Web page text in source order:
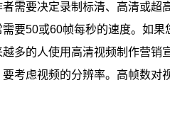
需要决定录制标清、高清或
要50或60帧每秒的速度。如果
多的人使用高清视频制作营销
考虑视频的分辨率。高帧数对